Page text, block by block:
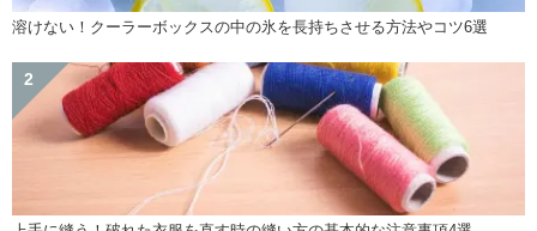
溶けない！クーラーボックスの中の氷を長持ちさせる方法やコツ6選